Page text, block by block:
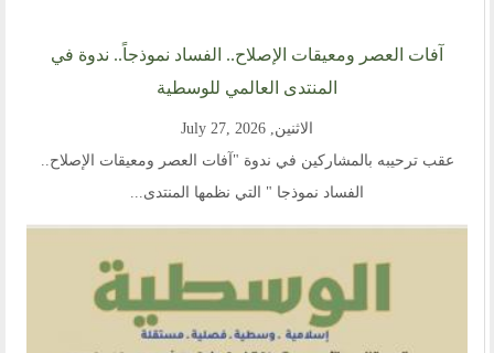
آفات العصر ومعيقات الإصلاح.. الفساد نموذجاً.. ندوة في
المنتدى العالمي للوسطية
الاثنين, July 27, 2026
عقب ترحيبه بالمشاركين في ندوة "آفات العصر ومعيقات الإصلاح..
الفساد نموذجا " التي نظمها المنتدى...